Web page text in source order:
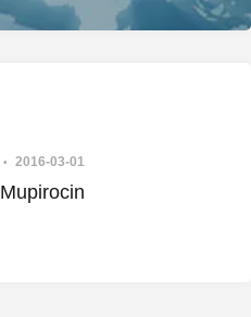
2016-03-01
莫匹罗星 Mupirocin